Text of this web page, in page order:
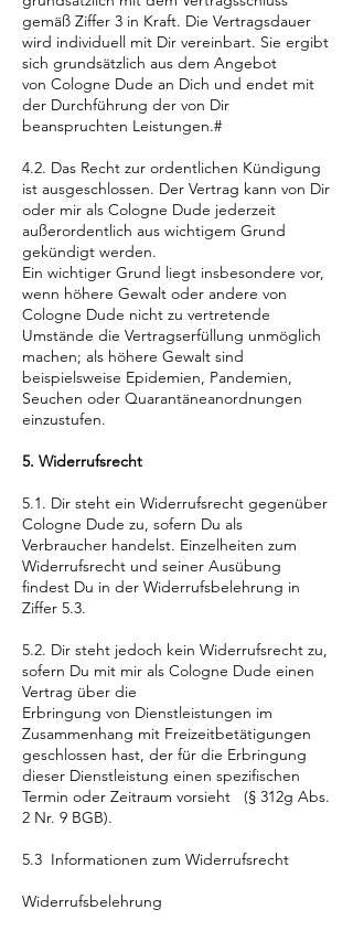
gemäß Ziffer 3 in Kraft. Die Vertragsdauer
wird individuell mit Dir vereinbart. Sie ergibt
sich grundsätzlich aus dem Angebot
von Cologne Dude an Dich und endet mit
der Durchführung der von Dir
beanspruchten Leistungen.#
4.2. Das Recht zur ordentlichen Kündigung
ist ausgeschlossen. Der Vertrag kann von Dir
oder mir als Cologne Dude jederzeit
außerordentlich aus wichtigem Grund
gekündigt werden.
Ein wichtiger Grund liegt insbesondere vor,
wenn höhere Gewalt oder andere von
Cologne Dude nicht zu vertretende
Umstände die Vertragserfüllung unmöglich
machen; als höhere Gewalt sind
beispielsweise Epidemien, Pandemien,
Seuchen oder Quarantäneanordnungen
einzustufen.
5. Widerrufsrecht
5.1. Dir steht ein Widerrufsrecht gegenüber
Cologne Dude zu, sofern Du als
Verbraucher handelst. Einzelheiten zum
Widerrufsrecht und seiner Ausübung
findest Du in der Widerrufsbelehrung in
Ziffer 5.3.
5.2. Dir steht jedoch kein Widerrufsrecht zu,
sofern Du mit mir als Cologne Dude einen
Vertrag über die
Erbringung von Dienstleistungen im
Zusammenhang mit Freizeitbetätigungen
geschlossen hast, der für die Erbringung
dieser Dienstleistung einen spezifischen
Termin oder Zeitraum vorsieht (§ 312g Abs.
2 Nr. 9 BGB).
5.3 Informationen zum Widerrufsrecht
Widerrufsbelehrung